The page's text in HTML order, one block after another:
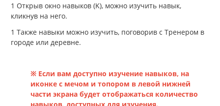
Открыв окно навыков (K), можно изучить навык,
кликнув на него.
Также навыки можно изучить, поговорив с Тренером в
городе или деревне.
※ Если вам доступно изучение навыков, на
иконке с мечом и топором в левой нижней
части экрана будет отображаться количество